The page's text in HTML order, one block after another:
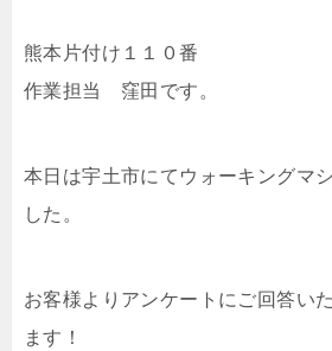
熊本片付け１１０番
作業担当 窪田です。
本日は宇土市にてウォーキングマ
した。
お客様よりアンケートにご回答い
ます！